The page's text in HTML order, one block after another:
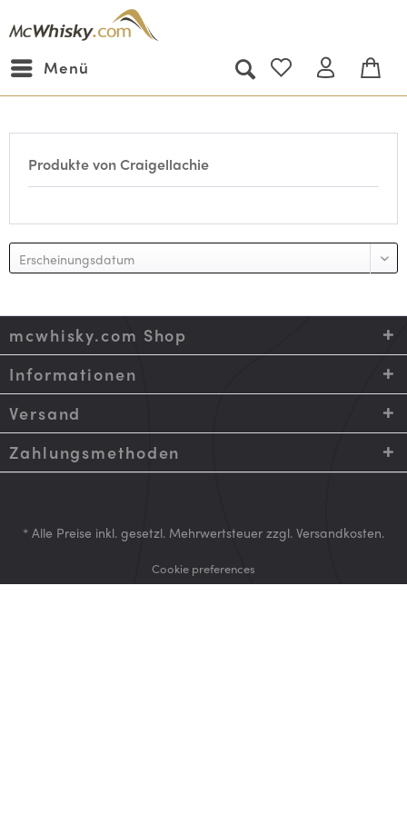
Menü
Produkte von Craigellachie
mcwhisky.com Shop
Informationen
Versand
Zahlungsmethoden
* Alle Preise inkl. gesetzl. Mehrwertsteuer zzgl. Versandkosten.
Cookie preferences